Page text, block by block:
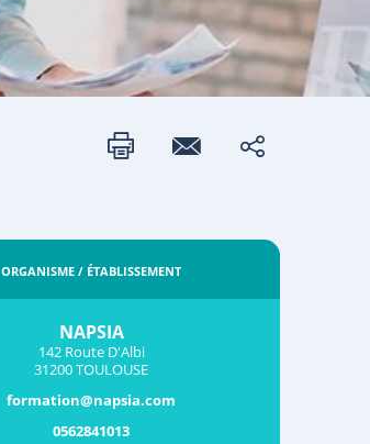
ORGANISME / ÉTABLISSEMENT
NAPSIA
142 Route D'Albi
31200 TOULOUSE
formation@napsia.com
0562841013